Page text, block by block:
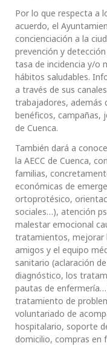
Por lo que respecta a
acuerdo, el
concienciación a la
prevención y
tasa de incidencia y/o
hábitos saludables.
a través de sus
trabajadores, además
benéficos, campañas,
de Cuenca.
También dará a
la AECC de Cuenca,
familias,
económicas de
ortoprotésico,
sociales…), atención
malestar emocional
tratamientos, mejorar
amigos y el equipo
sanitario (aclaración
diagnóstico, los
pautas de
tratamiento de
voluntariado de
hospitalario, soporte
domicilio, compras en